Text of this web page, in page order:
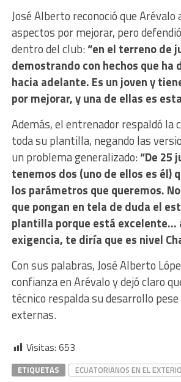
José Alberto reconoció que Arévalo
aspectos por mejorar, pero
dentro del club:“en el terreno de
demostrando con hechos que ha
hacia adelante. Es un joven y
por mejorar, y una de ellas es
Además, el entrenador respaldó la
toda su plantilla, negando las
un problema generalizado:“De 25
tenemos dos (uno de ellos es él)
los parámetros que queremos.
que pongan en tela de duda el
plantilla porque está excelente…
exigencia, te diría que es nivel
Con sus palabras, José Alberto
confianza en Arévalo y dejó claro
técnico respalda su desarrollo
externas.
Visitas: 653
ETIQUETAS ECUATORIANOS EN EL